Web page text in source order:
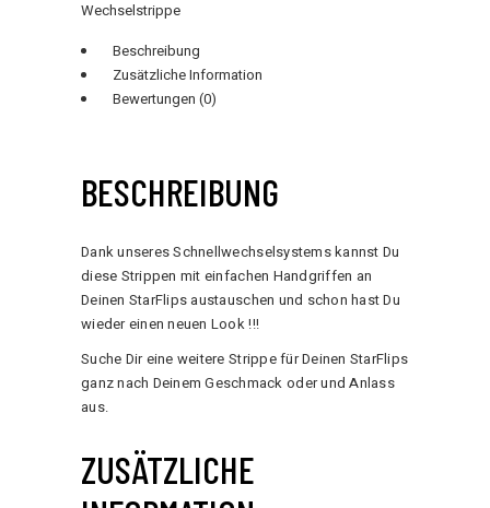
Wechselstrippe
Beschreibung
Zusätzliche Information
Bewertungen (0)
BESCHREIBUNG
Dank unseres Schnellwechselsystems kannst Du
diese Strippen mit einfachen Handgriffen an
Deinen StarFlips austauschen und schon hast Du
wieder einen neuen Look !!!
Suche Dir eine weitere Strippe für Deinen StarFlips
ganz nach Deinem Geschmack oder und Anlass
aus.
ZUSÄTZLICHE